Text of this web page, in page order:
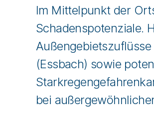
Im Mittelpunkt der
Schadenspotenziale.
(Essbach) sowie
bei